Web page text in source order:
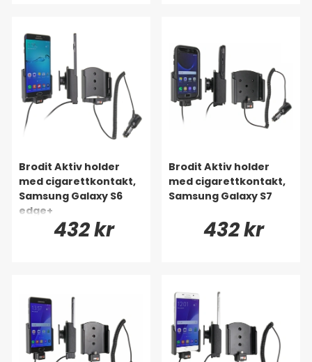
Brodit Aktiv holder
med cigarettkontakt,
Samsung Galaxy S6
edge+
432 kr
Brodit Aktiv holder
med cigarettkontakt,
Samsung Galaxy S7
432 kr